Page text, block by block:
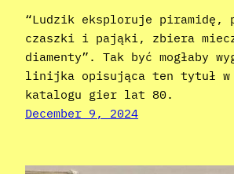
“Ludzik eksploruje piramidę,
czaszki i pająki, zbiera
diamenty”. Tak być mogłaby
linijka opisująca ten tytuł w
katalogu gier lat 80.
December 9, 2024